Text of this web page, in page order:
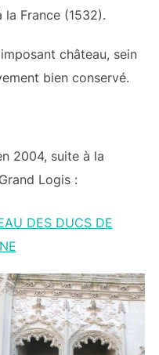
France (1532).
château, sein
bien conservé.
2004, suite à la
Logis :
DES DUCS DE